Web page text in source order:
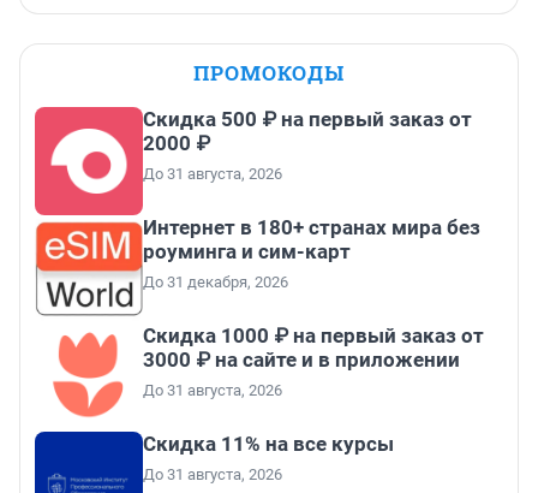
ПРОМОКОДЫ
Скидка 500 ₽ на первый заказ от
2000 ₽
До 31 августа, 2026
Интернет в 180+ странах мира без
роуминга и сим-карт
До 31 декабря, 2026
Скидка 1000 ₽ на первый заказ от
3000 ₽ на сайте и в приложении
До 31 августа, 2026
Скидка 11% на все курсы
До 31 августа, 2026